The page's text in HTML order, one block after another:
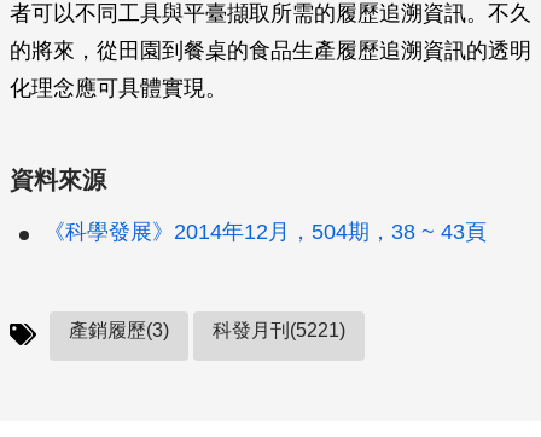
者可以不同工具與平臺擷取所需的履歷追溯資訊。不久
的將來，從田園到餐桌的食品生產履歷追溯資訊的透明
化理念應可具體實現。
資料來源
《科學發展》2014年12月，504期，38 ~ 43頁
產銷履歷(3) 科發月刊(5221)